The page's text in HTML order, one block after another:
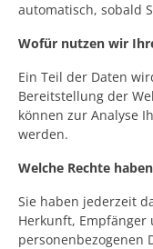
automatisch, sobald
Wofür nutzen wir
Ein Teil der Daten
Bereitstellung der
können zur Analyse
werden.
Welche Rechte
Sie haben jederzeit
Herkunft, Empfänger
personenbezogenen